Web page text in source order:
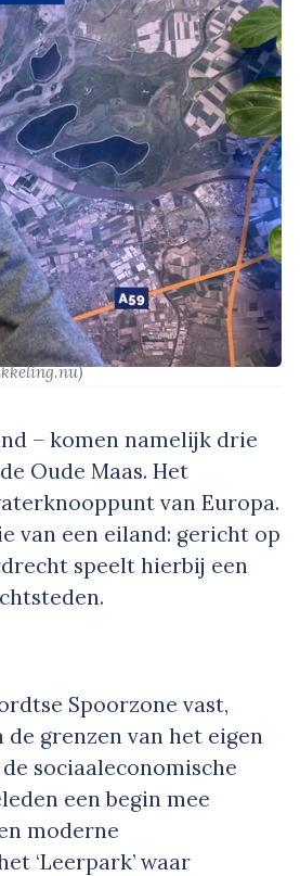
– komen namelijk drie
Oude Maas. Het
van Europa.
van een eiland: gericht op
speelt hierbij een
Spoorzone vast,
grenzen van het eigen
sociaaleconomische
een begin mee
moderne
‘Leerpark’ waar